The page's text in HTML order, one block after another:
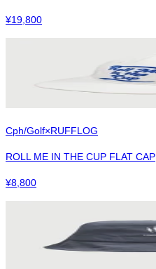
¥19,800
Cph/Golf×RUFFLOG
ROLL ME IN THE CUP FLAT CAP
¥8,800